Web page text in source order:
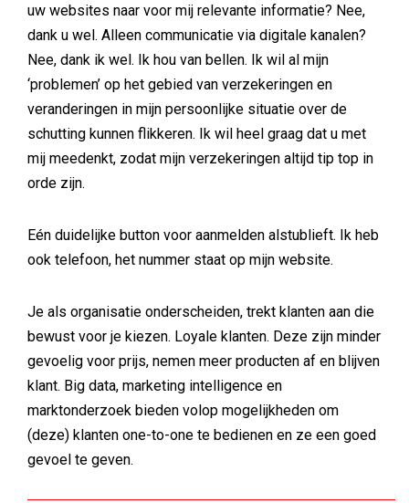
uw websites naar voor mij relevante informatie? Nee,
dank u wel. Alleen communicatie via digitale kanalen?
Nee, dank ik wel. Ik hou van bellen. Ik wil al mijn
‘problemen’ op het gebied van verzekeringen en
veranderingen in mijn persoonlijke situatie over de
schutting kunnen flikkeren. Ik wil heel graag dat u met
mij meedenkt, zodat mijn verzekeringen altijd tip top in
orde zijn.
Eén duidelijke button voor aanmelden alstublieft. Ik heb
ook telefoon, het nummer staat op mijn website.
Je als organisatie onderscheiden, trekt klanten aan die
bewust voor je kiezen. Loyale klanten. Deze zijn minder
gevoelig voor prijs, nemen meer producten af en blijven
klant. Big data, marketing intelligence en
marktonderzoek bieden volop mogelijkheden om
(deze) klanten one-to-one te bedienen en ze een goed
gevoel te geven.